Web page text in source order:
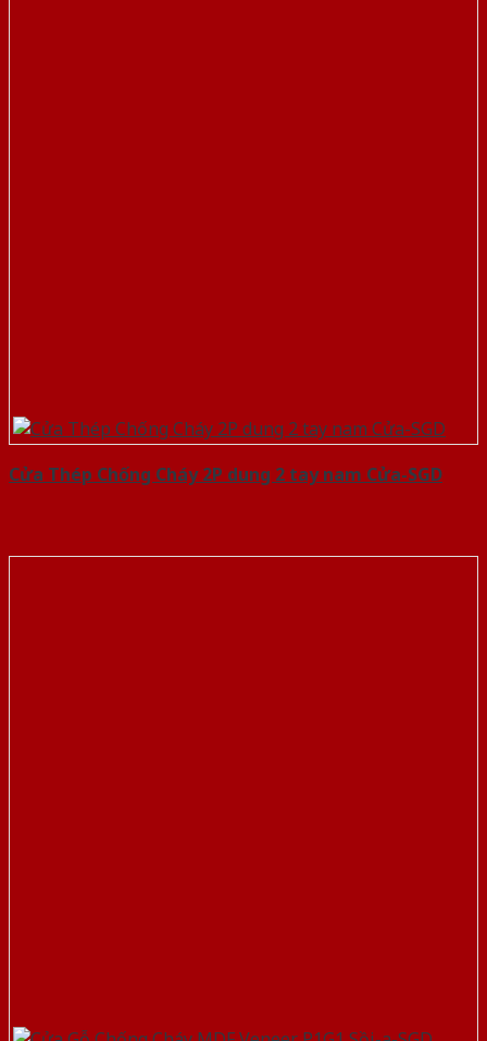
Cửa Thép Chống Cháy 2P dung 2 tay nam Cửa-SGD